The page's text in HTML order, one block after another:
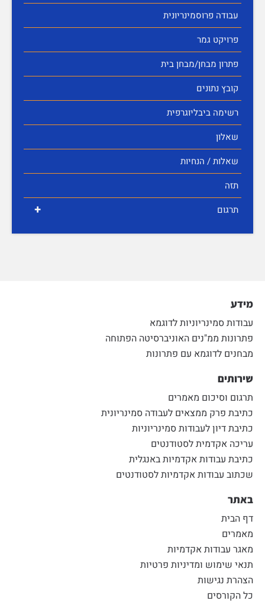
עבודה פרוסמינריונית
פרויקט גמר
פתרון מבחן/מבחן בית
קובץ נתונים
רשימה ביבליוגרפית
שאלון
שאלות / הנחיות
תזה
+ תרגום
מידע
עבודות סמינריוניות לדוגמא
פתרונות ממ"נים האוניברסיטה הפתוחה
מבחנים לדוגמא עם פתרונות
שירותים
תרגום וסיכום מאמרים
כתיבת פרק ממצאים לעבודה סמינריונית
כתיבת דיון לעבודות סמינריוניות
עריכה אקדמית לסטודנטים
כתיבת עבודות אקדמיות באנגלית
שכתוב עבודות אקדמיות לסטודנטים
באתר
דף הבית
מאמרים
מאגר עבודות אקדמיות
תנאי שימוש ומדיניות פרטיות
הצהרת נגישות
כל הקורסים